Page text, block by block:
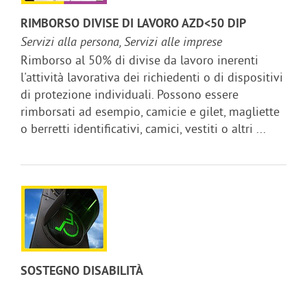
RIMBORSO DIVISE DI LAVORO AZD<50 DIP
Servizi alla persona, Servizi alle imprese
Rimborso al 50% di divise da lavoro inerenti
l'attività lavorativa dei richiedenti o di dispositivi
di protezione individuali. Possono essere
rimborsati ad esempio, camicie e gilet, magliette
o berretti identificativi, camici, vestiti o altri ...
SOSTEGNO DISABILITÀ